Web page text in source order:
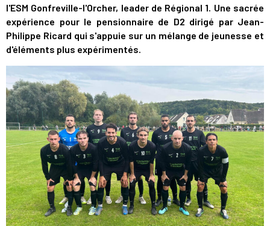
l'ESM Gonfreville-l'Orcher, leader de Régional 1. Une sacrée
expérience pour le pensionnaire de D2 dirigé par Jean-
Philippe Ricard qui s'appuie sur un mélange de jeunesse et
d'éléments plus expérimentés.